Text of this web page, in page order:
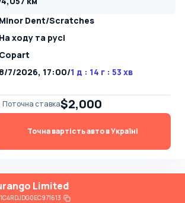
Minor Dent/Scratches
На ​​ходу та русі
Copart
8/7/2026, 17:00/1 д : 14 г : 53 хв
Поточна ставка$2,000
Точна вартість авто в Україні
Limited
1C4RDJDG0EC971613